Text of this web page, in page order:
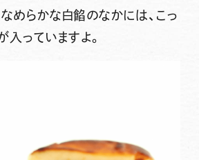
めらかな白餡のなかには、こっ
入っていますよ。